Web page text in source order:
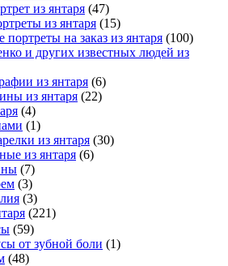
из янтаря (47)
из янтаря (15)
на заказ из янтаря (100)
и других известных людей из
из янтаря (6)
из янтаря (22)
(4)
(1)
из янтаря (30)
из янтаря (6)
(7)
(3)
(3)
(221)
(59)
от зубной боли (1)
(48)